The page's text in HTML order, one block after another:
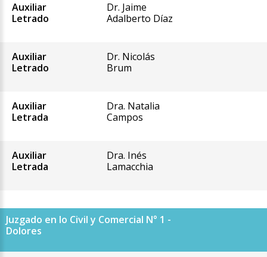
Auxiliar
Letrado
Dr. Jaime
Adalberto Díaz
Auxiliar
Letrado
Dr. Nicolás
Brum
Auxiliar
Letrada
Dra. Natalia
Campos
Auxiliar
Letrada
Dra. Inés
Lamacchia
Juzgado en lo Civil y Comercial N° 1 -
Dolores